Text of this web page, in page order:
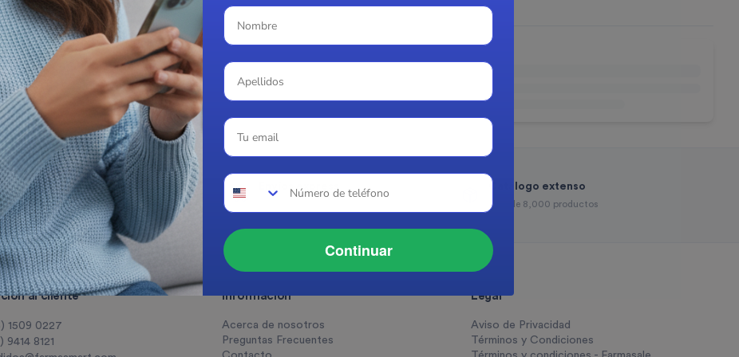
Relación con laboratorios
Distribuidores autorizados
Envíos express Catálogo extenso
Más de 8,000 productos
al cliente
1509 0227
9414 8121
Información
Acerca de nosotros
Preguntas Frecuentes
Legal
Aviso de Privacidad
Términos y Condiciones
Continuar